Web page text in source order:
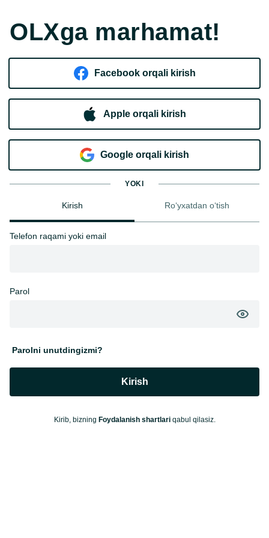
OLXga marhamat!
Facebook orqali kirish​
Apple orqali kirish
Goo​g​le orqali kirish
YOKI
Kirish Ro‘yxatdan o‘tish
Telefon raqami yoki email
Parol
Parolni unutdingizmi?
Kirish
Kirib, bizning Foydalanish shartlariqabul qilasiz.